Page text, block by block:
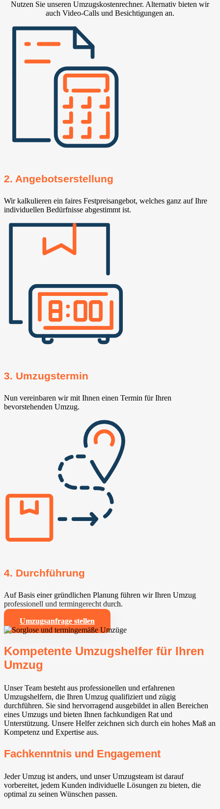
Nutzen Sie unseren Umzugskostenrechner. Alternativ bieten wir
auch Video-Calls und Besichtigungen an.
2. Angebotserstellung
Wir kalkulieren ein faires Festpreisangebot, welches ganz auf Ihre
individuellen Bedürfnisse abgestimmt ist.
3. Umzugstermin
Nun vereinbaren wir mit Ihnen einen Termin für Ihren
bevorstehenden Umzug.
4. Durchführung
Auf Basis einer gründlichen Planung führen wir Ihren Umzug
professionell und termingerecht durch.
Umzugsanfrage stellen
Kompetente Umzugshelfer für Ihren
Umzug
Unser Team besteht aus professionellen und erfahrenen
Umzugshelfern, die Ihren Umzug qualifiziert und zügig
durchführen. Sie sind hervorragend ausgebildet in allen Bereichen
eines Umzugs und bieten Ihnen fachkundigen Rat und
Unterstützung. Unsere Helfer zeichnen sich durch ein hohes Maß an
Kompetenz und Expertise aus.
Fachkenntnis und Engagement
Jeder Umzug ist anders, und unser Umzugsteam ist darauf
vorbereitet, jedem Kunden individuelle Lösungen zu bieten, die
optimal zu seinen Wünschen passen.